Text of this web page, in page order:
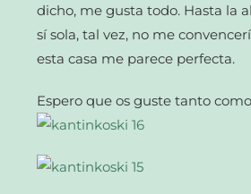
dicho, me gusta todo. Hasta la
sí sola, tal vez, no me
esta casa me parece perfecta.
Espero que os guste tanto